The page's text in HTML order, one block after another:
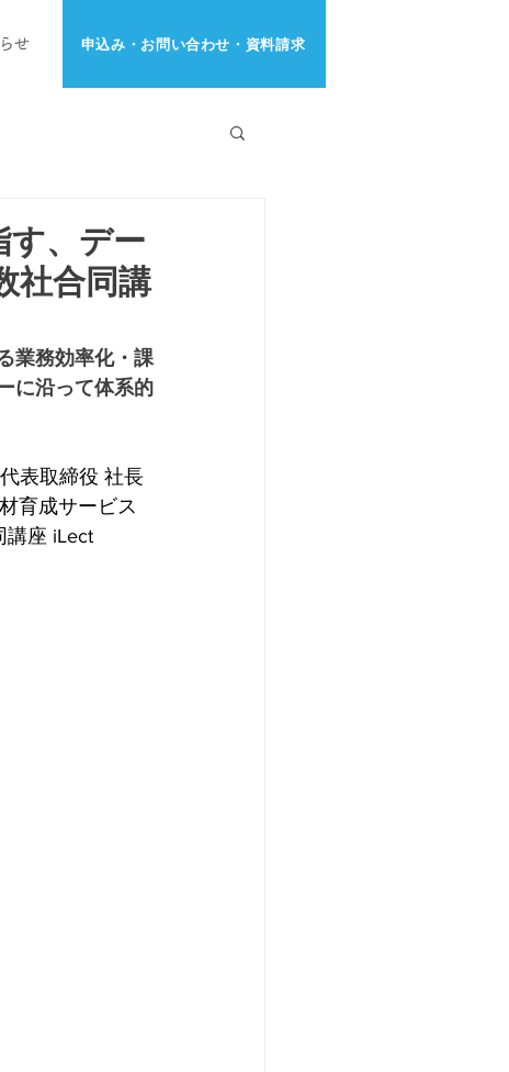
せ 申込み・お問い合わせ・資料請求
す、デー
社合同講
業務効率化・課
に沿って体系的
表取締役 社長
育成サービス
講座 iLect